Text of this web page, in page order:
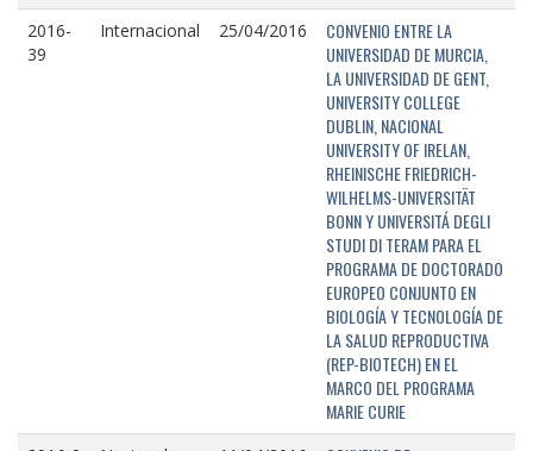
2016-
39
Internacional 25/04/2016
CONVENIO ENTRE LA
UNIVERSIDAD DE MURCIA,
LA UNIVERSIDAD DE GENT,
UNIVERSITY COLLEGE
DUBLIN, NACIONAL
UNIVERSITY OF IRELAN,
RHEINISCHE FRIEDRICH-
WILHELMS-UNIVERSITÄT
BONN Y UNIVERSITÁ DEGLI
STUDI DI TERAM PARA EL
PROGRAMA DE DOCTORADO
EUROPEO CONJUNTO EN
BIOLOGÍA Y TECNOLOGÍA DE
LA SALUD REPRODUCTIVA
(REP-BIOTECH) EN EL
MARCO DEL PROGRAMA
MARIE CURIE